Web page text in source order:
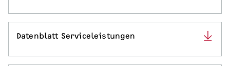
Datenblatt Serviceleistungen